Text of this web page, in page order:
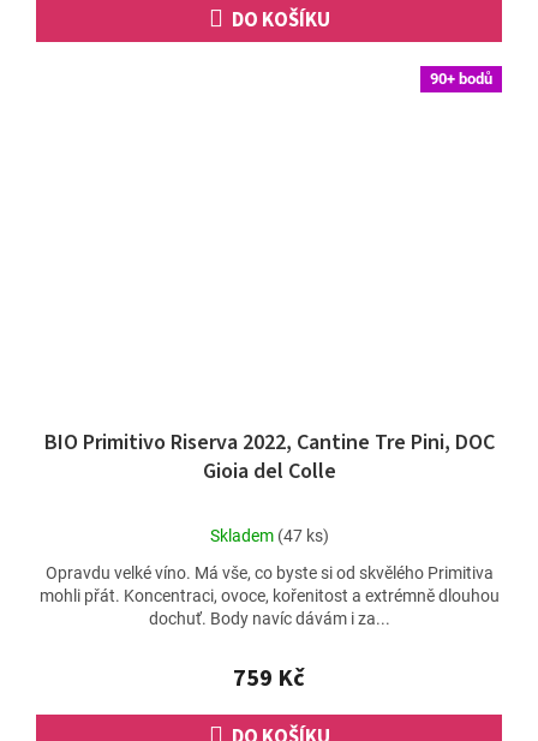
DO KOŠÍKU
90+ bodů
BIO Primitivo Riserva 2022, Cantine Tre Pini, DOC
Gioia del Colle
Průměrné
produktu
je
5,0
5
hvězdiček.
Skladem (47 ks)
759 Kč
Opravdu velké víno. Má vše, co byste si od skvělého Primitiva
mohli přát. Koncentraci, ovoce, kořenitost a extrémně dlouhou
dochuť. Body navíc dávám i za...